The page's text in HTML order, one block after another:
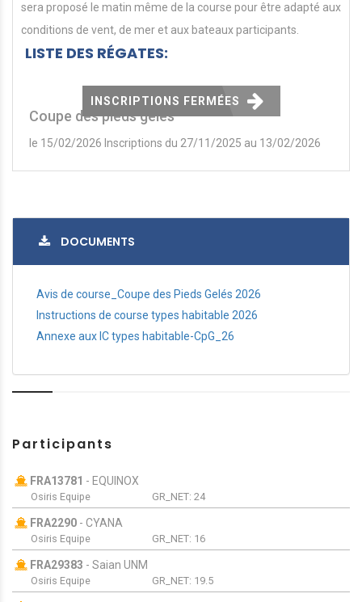
sera proposé le matin même de la course pour être adapté aux
conditions de vent, de mer et aux bateaux participants.
LISTE DES RÉGATES:
INSCRIPTIONS FERMÉES
Coupe des pieds gelés
le 15/02/2026 Inscriptions du 27/11/2025 au 13/02/2026
DOCUMENTS
Avis de course_Coupe des Pieds Gelés 2026
Instructions de course types habitable 2026
Annexe aux IC types habitable-CpG_26
Participants
FRA13781 - EQUINOX
Osiris Equipe GR_NET: 24
FRA2290 - CYANA
Osiris Equipe GR_NET: 16
FRA29383 - Saian UNM
Osiris Equipe GR_NET: 19.5